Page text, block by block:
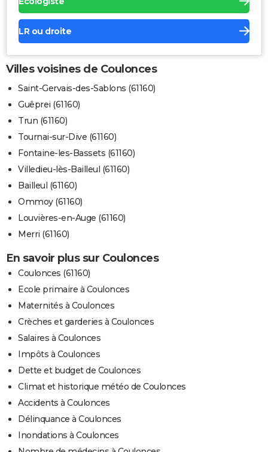
LR ou droite
Villes voisines de Coulonces
Saint-Gervais-des-Sablons (61160)
Guêprei (61160)
Trun (61160)
Tournai-sur-Dive (61160)
Fontaine-les-Bassets (61160)
Villedieu-lès-Bailleul (61160)
Bailleul (61160)
Ommoy (61160)
Louvières-en-Auge (61160)
Merri (61160)
En savoir plus sur Coulonces
Coulonces (61160)
Ecole primaire à Coulonces
Maternités à Coulonces
Crèches et garderies à Coulonces
Salaires à Coulonces
Impôts à Coulonces
Dette et budget de Coulonces
Climat et historique météo de Coulonces
Accidents à Coulonces
Délinquance à Coulonces
Inondations à Coulonces